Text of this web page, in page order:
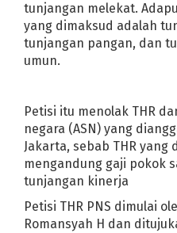
Tips
Ridwan
Idul
Cara
Resep
Dapat
Trump
Anak
Emak-
tunjangan melekat.
yang dimaksud adalah
tunjangan pangan, dan
umun.
Petisi itu menolak THR
negara (ASN) yang
Jakarta, sebab THR yang
mengandung gaji pokok
tunjangan kinerja
Petisi THR PNS dimulai
Romansyah H dan